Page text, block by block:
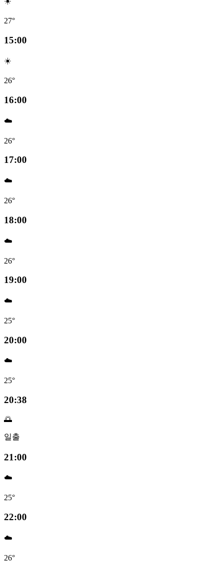
27°
15:00
☀️
26°
16:00
☁️
26°
17:00
☁️
26°
18:00
☁️
26°
19:00
☁️
25°
20:00
☁️
25°
20:38
🌅
일출
21:00
☁️
25°
22:00
☁️
26°